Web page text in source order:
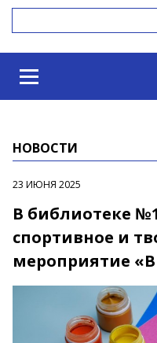
НОВОСТИ
23 ИЮНЯ 2025
В библиотеке
спортивное и
мероприятие